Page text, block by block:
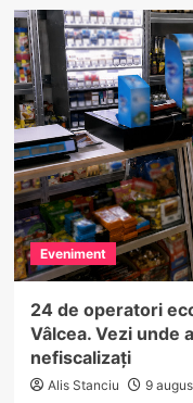
Eveniment
24 de operatori
Vâlcea. Vezi unde
nefiscalizați
Alis Stanciu 9